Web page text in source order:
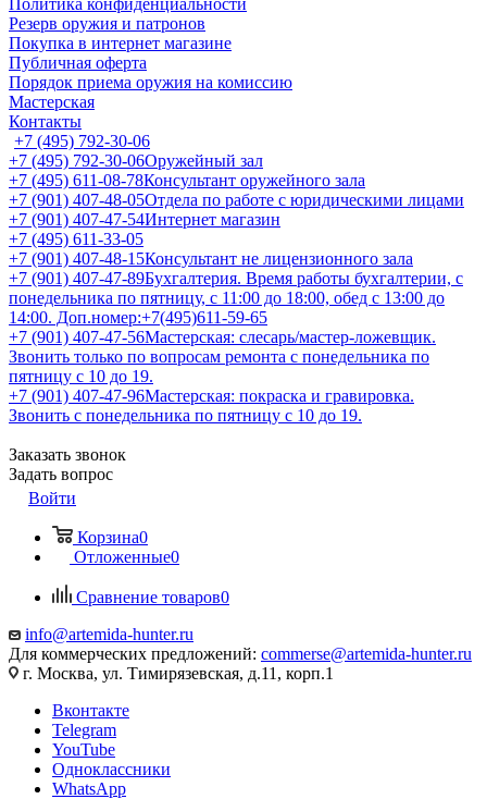
Политика конфиденциальности
Резерв оружия и патронов
Покупка в интернет магазине
Публичная оферта
Порядок приема оружия на комиссию
Мастерская
Контакты
+7 (495) 792-30-06
+7 (495) 792-30-06Оружейный зал
+7 (495) 611-08-78Консультант оружейного зала
+7 (901) 407-48-05Отдела по работе с юридическими лицами
+7 (901) 407-47-54Интернет магазин
+7 (495) 611-33-05
+7 (901) 407-48-15Консультант не лицензионного зала
+7 (901) 407-47-89Бухгалтерия. Время работы бухгалтерии, с
понедельника по пятницу, с 11:00 до 18:00, обед с 13:00 до
14:00. Доп.номер:+7(495)611-59-65
+7 (901) 407-47-56Мастерская: слесарь/мастер-ложевщик.
Звонить только по вопросам ремонта с понедельника по
пятницу с 10 до 19.
+7 (901) 407-47-96Мастерская: покраска и гравировка.
Звонить с понедельника по пятницу с 10 до 19.
Заказать звонок
Задать вопрос
Войти
Корзина0
Отложенные0
Сравнение товаров0
info@artemida-hunter.ru
Для коммерческих предложений: commerse@artemida-hunter.ru
г. Москва, ул. Тимирязевская, д.11, корп.1
Вконтакте
Telegram
YouTube
Одноклассники
WhatsApp